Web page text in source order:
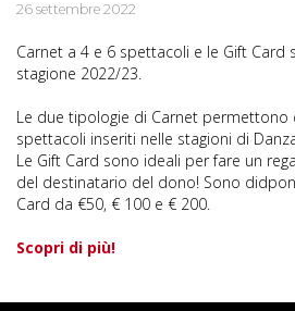
26 settembre 2022
Carnet a 4 e 6 spettacoli e le Gift Card
stagione 2022/23.
Le due tipologie di Carnet permettono
spettacoli inseriti nelle stagioni di
Le Gift Card sono ideali per fare un
del destinatario del dono! Sono
Card da €50, € 100 e € 200.
Scopri di più!